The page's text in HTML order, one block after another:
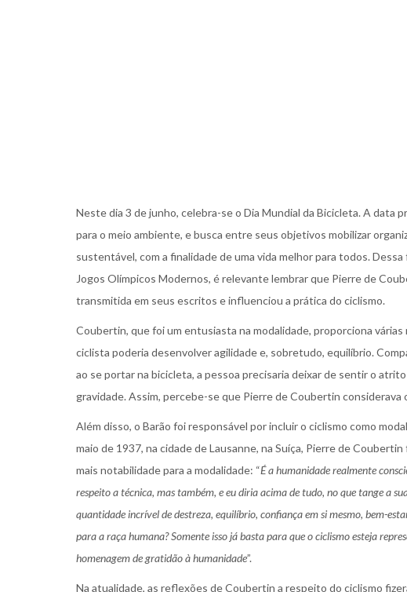
Neste dia 3 de junho, celebra-se o Dia Mundial da Bicicleta. A data
para o meio ambiente, e busca entre seus objetivos mobilizar
sustentável, com a finalidade de uma vida melhor para todos.
Jogos Olímpicos Modernos, é relevante lembrar que Pierre de
transmitida em seus escritos e influenciou a prática do ciclismo.
Coubertin, que foi um entusiasta na modalidade, proporciona
ciclista poderia desenvolver agilidade e, sobretudo, equilíbrio.
ao se portar na bicicleta, a pessoa precisaria deixar de sentir o
gravidade. Assim, percebe-se que Pierre de Coubertin considerava
Além disso, o Barão foi responsável por incluir o ciclismo como
maio de 1937, na cidade de Lausanne, na Suíça, Pierre de
mais notabilidade para a modalidade: “É a humanidade realmente
respeito a técnica, mas também, e eu diria acima de tudo, no que tange a
quantidade incrível de destreza, equilíbrio, confiança em si mesmo, bem-
para a raça humana? Somente isso já basta para que o ciclismo esteja
homenagem de gratidão à humanidade”.
Na atualidade, as reflexões de Coubertin a respeito do ciclismo